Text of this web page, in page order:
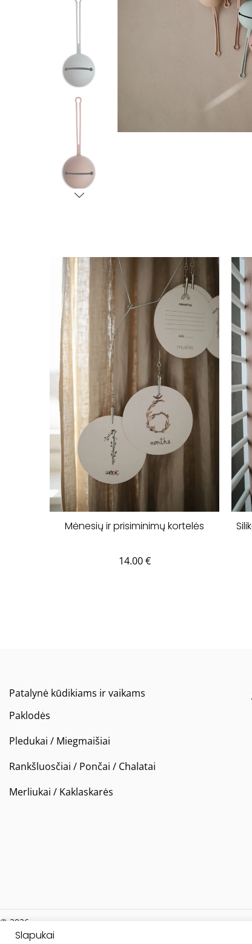
Mėnesių ir prisiminimų kortelės
14.00€
Patalynė kūdikiams ir vaikams
Paklodės
Pledukai / Miegmaišiai
Rankšluosčiai / Pončai / Chalatai
Merliukai / Kaklaskarės
© 2026
Slapukai